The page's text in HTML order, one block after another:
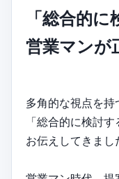
「総合的
営業マンが
多角的な視点を
「総合的に検討
お伝えしてきまし